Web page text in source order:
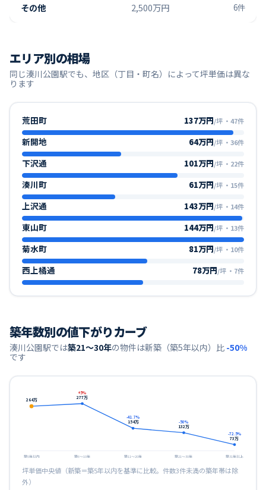
その他 2,500万円 6件
エリア別の相場
同じ湊川公園駅でも、地区（丁目・町名）によって坪単価は異な
ります
荒田町 137万円/坪 ・ 47件
新開地 64万円/坪 ・ 36件
下沢通 101万円/坪 ・ 22件
湊川町 61万円/坪 ・ 15件
上沢通 143万円/坪 ・ 14件
東山町 144万円/坪 ・ 13件
菊水町 81万円/坪 ・ 10件
西上橘通 78万円/坪 ・ 7件
築年数別の値下がりカーブ
湊川公園駅では築21〜30年の物件は新築（築5年以内）比 -50%
です
264万
築5年以内
277万
+5%
築6〜10年
154万
-41.7%
築11〜20年
132万
-50%
築21〜30年
73万
-72.5%
築31年以上
坪単価中央値（新築＝築5年以内を基準に比較。件数3件未満の築年帯は除
外）